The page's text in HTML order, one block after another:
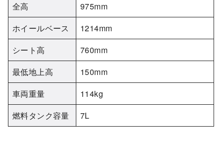
全高
975mm
ホイールベース
1214mm
シート高
760mm
最低地上高
150mm
車両重量
114kg
燃料タンク容量
7L